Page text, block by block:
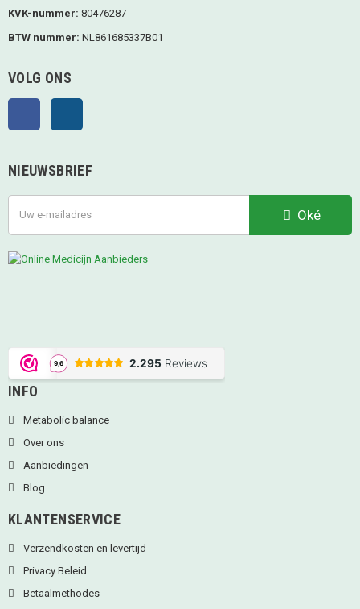
KVK-nummer: 80476287
BTW nummer: NL861685337B01
VOLG ONS
NIEUWSBRIEF
Oké
INFO
Metabolic balance
Over ons
Aanbiedingen
Blog
KLANTENSERVICE
Verzendkosten en levertijd
Privacy Beleid
Betaalmethodes